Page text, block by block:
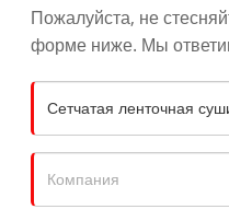
Пожалуйста, не
форме ниже. Мы